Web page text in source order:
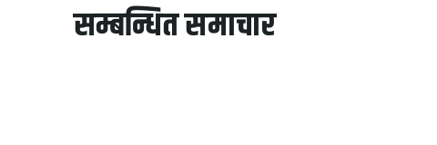
सम्बन्धित समाचार